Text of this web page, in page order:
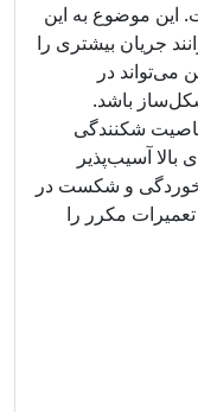
این موضوع به این
جریان بیشتری را
می‌تواند در
باشد.
شکنندگی
آسیب‌پذیر
و شکست در
مکرر را